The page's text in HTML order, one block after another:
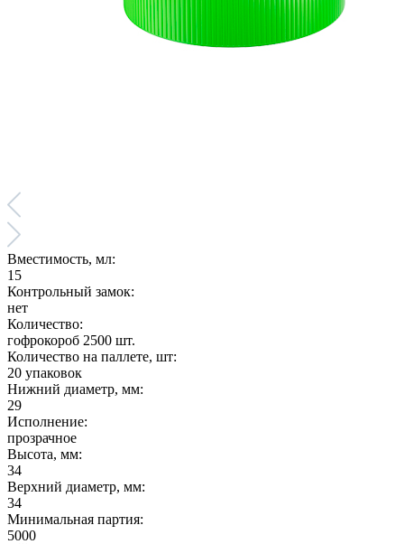
Вместимость, мл:
15
Контрольный замок:
нет
Количество:
гофрокороб 2500 шт.
Количество на паллете, шт:
20 упаковок
Нижний диаметр, мм:
29
Исполнение:
прозрачное
Высота, мм:
34
Верхний диаметр, мм:
34
Минимальная партия:
5000